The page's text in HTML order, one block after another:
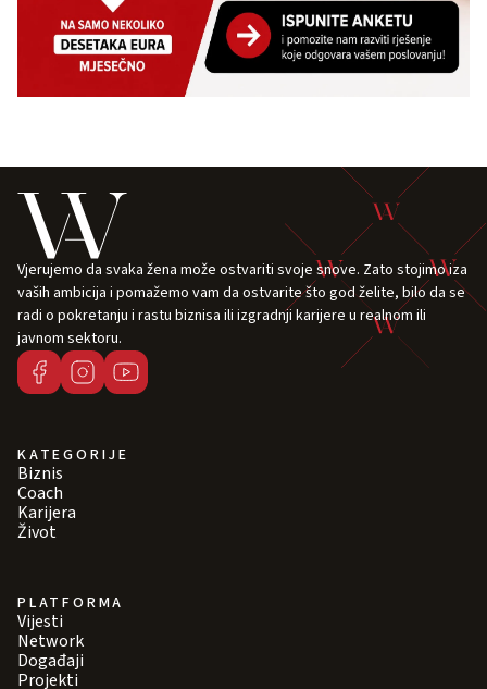
Vjerujemo da svaka žena može ostvariti svoje snove. Zato stojimo iza
vaših ambicija i pomažemo vam da ostvarite što god želite, bilo da se
radi o pokretanju i rastu biznisa ili izgradnji karijere u realnom ili
javnom sektoru.
KATEGORIJE
Biznis
Coach
Karijera
Život
PLATFORMA
Vijesti
Network
Događaji
Projekti